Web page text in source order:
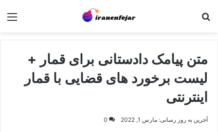
متن پیامک دادستانی برای قمار +
لیست برخورد های قضایی با قمار
اینترنتی
آخرین به روز رسانی: مارس 1, 2022 0